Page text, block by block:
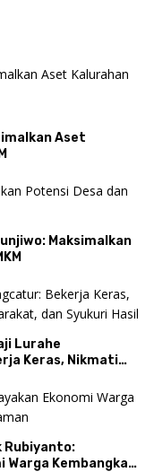
Aset
Maksimalkan
Lurahe
Keras, Nikmati
Rubiyanto:
Warga Kembangkan